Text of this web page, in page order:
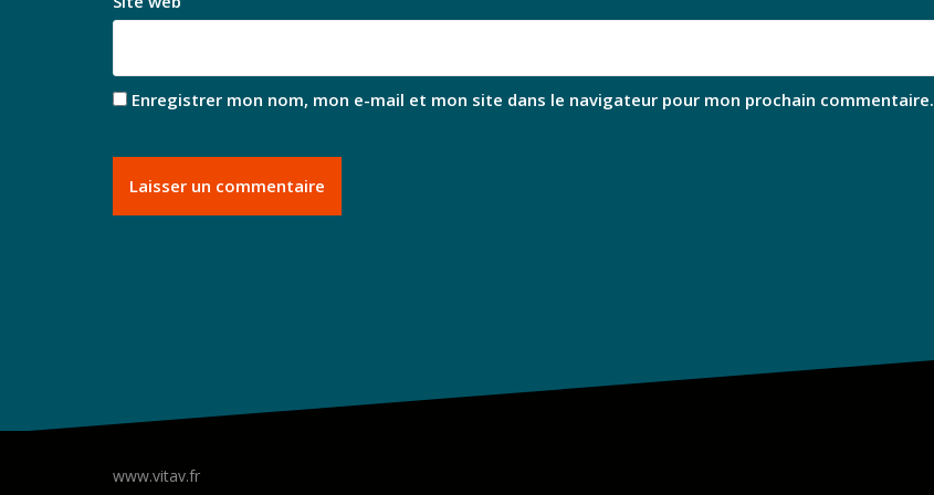
Enregistrer mon nom, mon e-mail et mon site dans le navigateur pour mon prochain commentaire.
www.vitav.fr